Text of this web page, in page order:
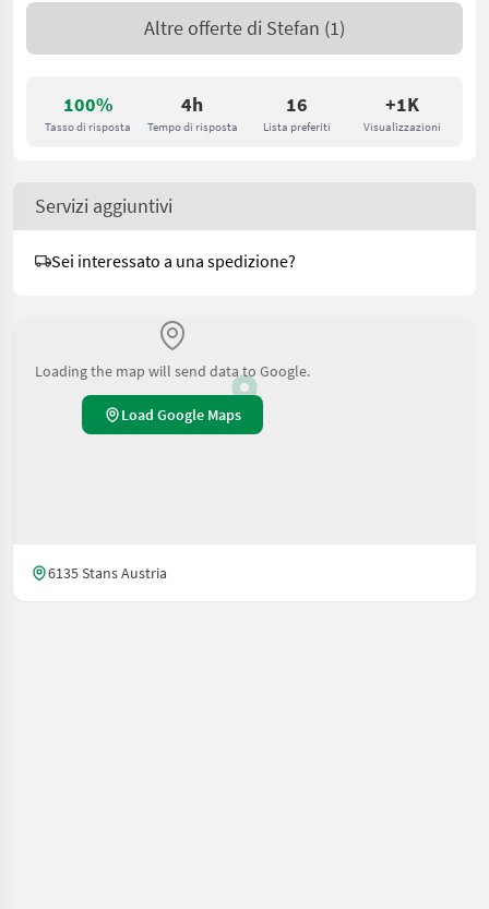
100%
Tasso di risposta
4h
Tempo di risposta
16
Lista preferiti
+1K
Visualizzazioni
Altre offerte di Stefan (1)
Servizi aggiuntivi
Sei interessato a una spedizione?
Loading the map will send data to Google.
Load Google Maps
6135 Stans Austria